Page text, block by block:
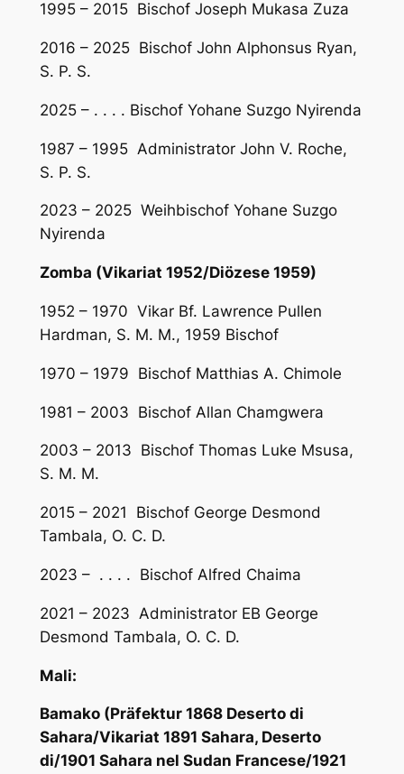
1995 – 2015 Bischof Joseph Mukasa Zuza
2016 – 2025 Bischof John Alphonsus Ryan,
S. P. S.
2025 – . . . . Bischof Yohane Suzgo Nyirenda
1987 – 1995 Administrator John V. Roche,
S. P. S.
2023 – 2025 Weihbischof Yohane Suzgo
Nyirenda
Zomba (Vikariat 1952/Diözese 1959)
1952 – 1970 Vikar Bf. Lawrence Pullen
Hardman, S. M. M., 1959 Bischof
1970 – 1979 Bischof Matthias A. Chimole
1981 – 2003 Bischof Allan Chamgwera
2003 – 2013 Bischof Thomas Luke Msusa,
S. M. M.
2015 – 2021 Bischof George Desmond
Tambala, O. C. D.
2023 – . . . . Bischof Alfred Chaima
2021 – 2023 Administrator EB George
Desmond Tambala, O. C. D.
Mali:
Bamako (Präfektur 1868 Deserto di
Sahara/Vikariat 1891 Sahara, Deserto
di/1901 Sahara nel Sudan Francese/1921